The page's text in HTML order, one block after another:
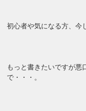
初心者や気になる方、今
もっと書きたいですが悪
で・・・。